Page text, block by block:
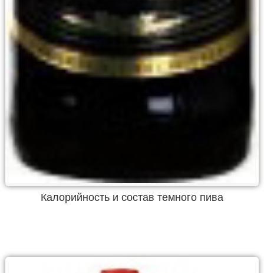
Калорийность и состав темного пива